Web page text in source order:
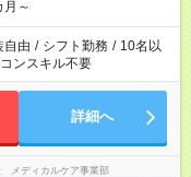
、ご希望を教えてくださ
合計で週40時間を超える
月～
自由 / シフト勤務 / 10名以
ンスキル不要
詳細へ
メディカルケア事業部